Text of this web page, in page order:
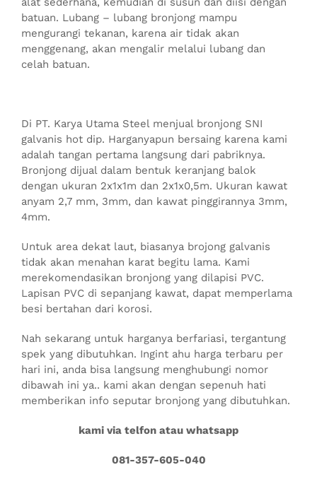
batuan. Lubang – lubang bronjong mampu
mengurangi tekanan, karena air tidak akan
menggenang, akan mengalir melalui lubang dan
celah batuan.
Di PT. Karya Utama Steel menjual bronjong SNI
galvanis hot dip. Harganyapun bersaing karena kami
adalah tangan pertama langsung dari pabriknya.
Bronjong dijual dalam bentuk keranjang balok
dengan ukuran 2x1x1m dan 2x1x0,5m. Ukuran kawat
anyam 2,7 mm, 3mm, dan kawat pinggirannya 3mm,
4mm.
Untuk area dekat laut, biasanya brojong galvanis
tidak akan menahan karat begitu lama. Kami
merekomendasikan bronjong yang dilapisi PVC.
Lapisan PVC di sepanjang kawat, dapat memperlama
besi bertahan dari korosi.
Nah sekarang untuk harganya berfariasi, tergantung
spek yang dibutuhkan. Ingint ahu harga terbaru per
hari ini, anda bisa langsung menghubungi nomor
dibawah ini ya.. kami akan dengan sepenuh hati
memberikan info seputar bronjong yang dibutuhkan.
kami via telfon atau whatsapp
081-357-605-040